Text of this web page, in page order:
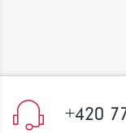
+420